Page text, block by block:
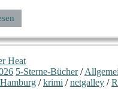
5-Sterne-Bücher/
/krimi /netgalley /